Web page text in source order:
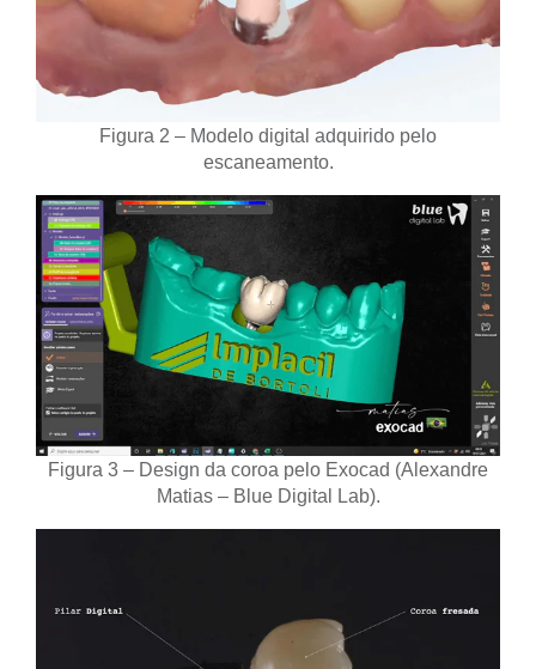
Figura 2 – Modelo digital adquirido pelo
escaneamento.
Figura 3 – Design da coroa pelo Exocad (Alexandre
Matias – Blue Digital Lab).